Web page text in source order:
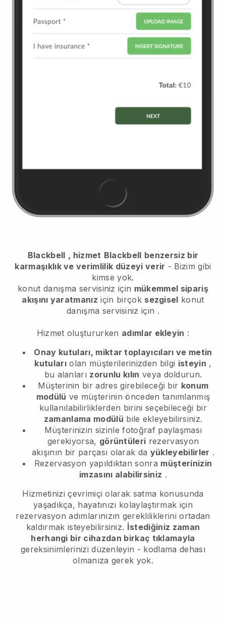
Blackbell , hizmet Blackbell benzersiz bir
karmaşıklık ve verimlilik düzeyi verir - Bizim gibi
kimse yok.
konut danışma servisiniz için mükemmel sipariş
akışını yaratmanız için birçok sezgisel konut
danışma servisiniz için .
Hizmet oluştururken adımlar ekleyin :
Onay kutuları, miktar toplayıcıları ve metin
kutuları olan müşterilerinizden bilgi isteyin ,
bu alanları zorunlu kılın veya doldurun.
Müşterinin bir adres girebileceği bir konum
modülü ve müşterinin önceden tanımlanmış
kullanılabilirliklerden birini seçebileceği bir
zamanlama modülü bile ekleyebilirsiniz.
Müşterinizin sizinle fotoğraf paylaşması
gerekiyorsa, görüntüleri rezervasyon
akışının bir parçası olarak da yükleyebilirler .
Rezervasyon yapıldıktan sonra müşterinizin
imzasını alabilirsiniz .
Hizmetinizi çevrimiçi olarak satma konusunda
yaşadıkça, hayatınızı kolaylaştırmak için
rezervasyon adımlarınızın gerekliliklerini ortadan
kaldırmak isteyebilirsiniz. İstediğiniz zaman
herhangi bir cihazdan birkaç tıklamayla
gereksinimlerinizi düzenleyin - kodlama dehası
olmanıza gerek yok.